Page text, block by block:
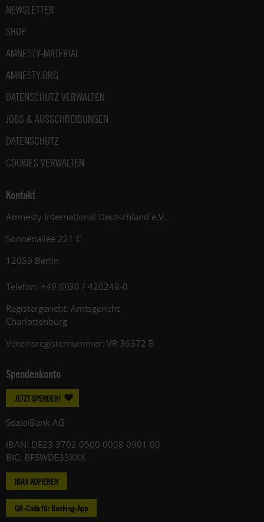
NEWSLETTER
SHOP
AMNESTY-MATERIAL
AMNESTY.ORG
DATENSCHUTZ VERWALTEN
JOBS & AUSSCHREIBUNGEN
DATENSCHUTZ
COOKIES VERWALTEN
Kontakt
Amnesty International Deutschland e.V.
Sonnenallee 221 C
12059 Berlin
Telefon: +49 (0)30 / 420248-0
Registergericht: Amtsgericht
Charlottenburg
Vereinsregisternummer: VR 36372 B
Spendenkonto
JETZT SPENDEN!
SozialBank AG
IBAN: DE23 3702 0500 0008 0901 00
BIC: BFSWDE33XXX
IBAN KOPIEREN
QR-Code für Banking-App